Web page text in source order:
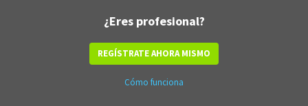
¿Eres profesional?
REGÍSTRATE AHORA MISMO
Cómo funciona